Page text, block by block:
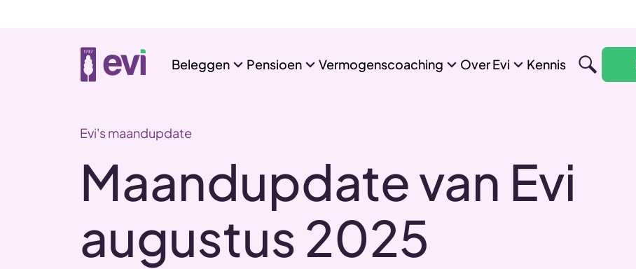
Beleggen Pensioen Vermogenscoaching Over Evi Kennis
Evi's maandupdate
Maandupdate van Evi
augustus 2025